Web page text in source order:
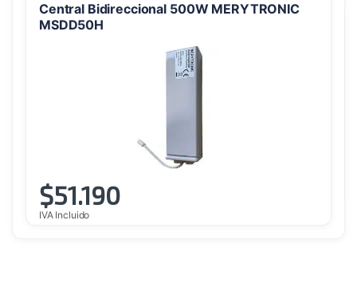
Central Bidireccional 500W MERYTRONIC
MSDD50H
$51.190
IVA Incluido